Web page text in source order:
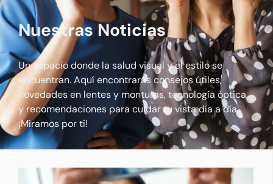
Nuestras Noticias
Un espacio donde la salud visual y el estilo se
encuentran. Aquí encontrarás consejos útiles,
novedades en lentes y monturas, tecnología óptica,
y recomendaciones para cuidar tu vista día a día.
¡Miramos por ti!